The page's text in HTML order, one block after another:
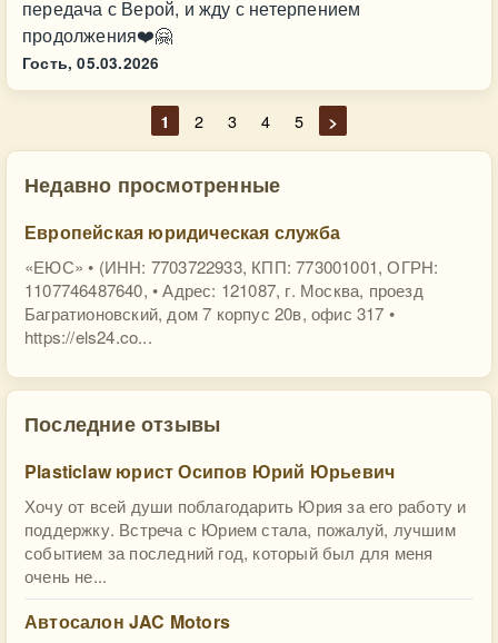
передача с Верой, и жду с нетерпением
продолжения❤️🤗
Гость, 05.03.2026
1 2 3 4 5 >
Недавно просмотренные
Европейская юридическая служба
«ЕЮС» • (ИНН: 7703722933, КПП: 773001001, ОГРН:
1107746487640, • Адрес: 121087, г. Москва, проезд
Багратионовский, дом 7 корпус 20в, офис 317 •
https://els24.co...
Последние отзывы
Plasticlaw юрист Осипов Юрий Юрьевич
Хочу от всей души поблагодарить Юрия за его работу и
поддержку. Встреча с Юрием стала, пожалуй, лучшим
событием за последний год, который был для меня
очень не...
Автосалон JAC Motors